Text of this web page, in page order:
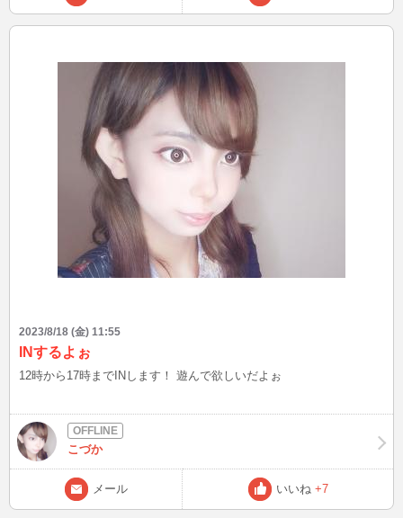
2023/8/18 (金) 11:55
INするよぉ
12時から17時までINします！ 遊んで欲しいだよぉ
こづか
メール いいね +7